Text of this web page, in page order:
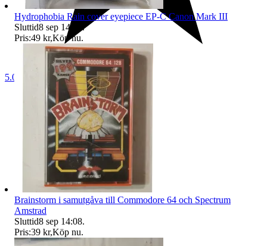
5.0
Hydrophobia Rain cover eyepiece EP-C Canon Mark III
Sluttid8 sep 14:08
.
Pris:49 kr,Köp nu.
Brainstorm i samutgåva till Commodore 64 och Spectrum
Amstrad
Sluttid8 sep 14:08.
Pris:39 kr,Köp nu.